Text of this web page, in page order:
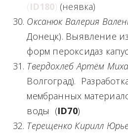
( ID180) (неявка)
Оксанюк Валерия
Донецк). Выявление
форм пероксидаз
Твердохлеб Артём
Волгоград).
мембранных
воды (ID70)
Терещенко Кирилл